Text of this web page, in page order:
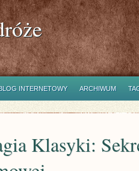
INTERNETOWY ARCHIWUM
Klasyki: